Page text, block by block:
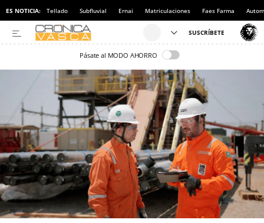
ES NOTICIA: Tellado Subfluvial Ernai Matriculaciones Faes Farma
Pásate al MODO AHORRO